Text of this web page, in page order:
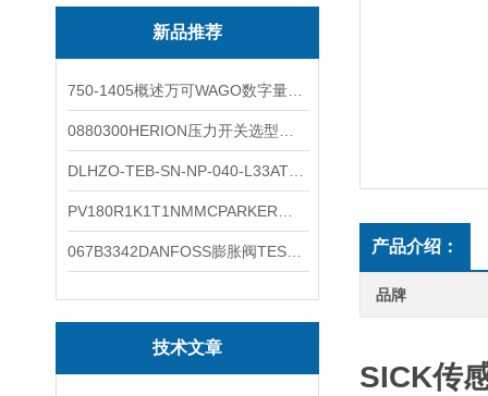
新品推荐
技术文章
产品介绍：
品牌
SICK传